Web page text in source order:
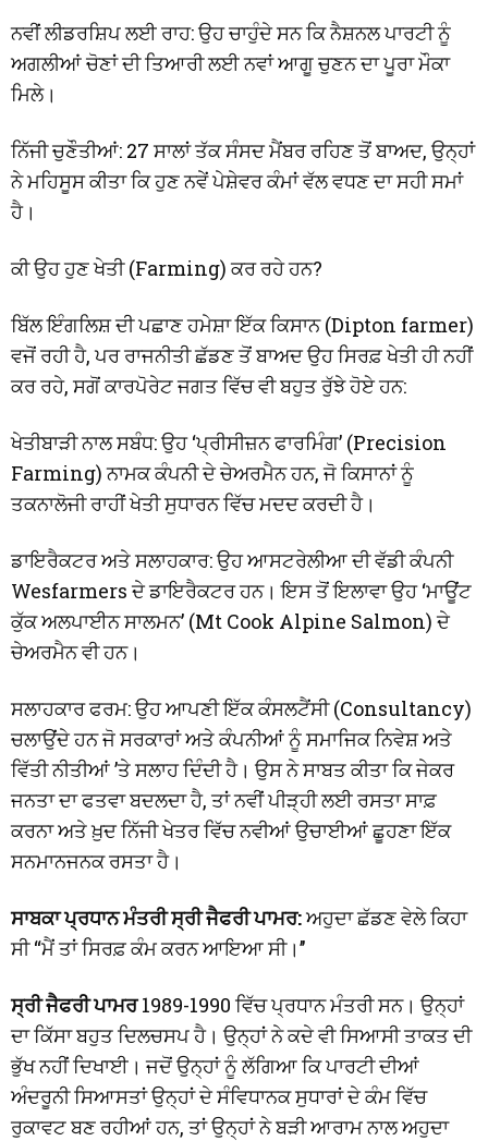
ਨਵੀਂ ਲੀਡਰਸ਼ਿਪ ਲਈ ਰਾਹ: ਉਹ ਚਾਹੁੰਦੇ ਸਨ ਕਿ ਨੈਸ਼ਨਲ ਪਾਰਟੀ ਨੂੰ
ਅਗਲੀਆਂ ਚੋਣਾਂ ਦੀ ਤਿਆਰੀ ਲਈ ਨਵਾਂ ਆਗੂ ਚੁਣਨ ਦਾ ਪੂਰਾ ਮੌਕਾ
ਮਿਲੇ।
ਨਿੱਜੀ ਚੁਣੌਤੀਆਂ: 27 ਸਾਲਾਂ ਤੱਕ ਸੰਸਦ ਮੈਂਬਰ ਰਹਿਣ ਤੋਂ ਬਾਅਦ, ਉਨ੍ਹਾਂ
ਨੇ ਮਹਿਸੂਸ ਕੀਤਾ ਕਿ ਹੁਣ ਨਵੇਂ ਪੇਸ਼ੇਵਰ ਕੰਮਾਂ ਵੱਲ ਵਧਣ ਦਾ ਸਹੀ ਸਮਾਂ
ਹੈ।
ਕੀ ਉਹ ਹੁਣ ਖੇਤੀ (Farming) ਕਰ ਰਹੇ ਹਨ?
ਬਿੱਲ ਇੰਗਲਿਸ਼ ਦੀ ਪਛਾਣ ਹਮੇਸ਼ਾ ਇੱਕ ਕਿਸਾਨ (Dipton farmer)
ਵਜੋਂ ਰਹੀ ਹੈ, ਪਰ ਰਾਜਨੀਤੀ ਛੱਡਣ ਤੋਂ ਬਾਅਦ ਉਹ ਸਿਰਫ਼ ਖੇਤੀ ਹੀ ਨਹੀਂ
ਕਰ ਰਹੇ, ਸਗੋਂ ਕਾਰਪੋਰੇਟ ਜਗਤ ਵਿੱਚ ਵੀ ਬਹੁਤ ਰੁੱਝੇ ਹੋਏ ਹਨ:
ਖੇਤੀਬਾੜੀ ਨਾਲ ਸਬੰਧ: ਉਹ ‘ਪ੍ਰੀਸੀਜ਼ਨ ਫਾਰਮਿੰਗ’ (Precision
Farming) ਨਾਮਕ ਕੰਪਨੀ ਦੇ ਚੇਅਰਮੈਨ ਹਨ, ਜੋ ਕਿਸਾਨਾਂ ਨੂੰ
ਤਕਨਾਲੋਜੀ ਰਾਹੀਂ ਖੇਤੀ ਸੁਧਾਰਨ ਵਿੱਚ ਮਦਦ ਕਰਦੀ ਹੈ।
ਡਾਇਰੈਕਟਰ ਅਤੇ ਸਲਾਹਕਾਰ: ਉਹ ਆਸਟਰੇਲੀਆ ਦੀ ਵੱਡੀ ਕੰਪਨੀ
Wesfarmers ਦੇ ਡਾਇਰੈਕਟਰ ਹਨ। ਇਸ ਤੋਂ ਇਲਾਵਾ ਉਹ ‘ਮਾਊਂਟ
ਕੁੱਕ ਅਲਪਾਈਨ ਸਾਲਮਨ’ (Mt Cook Alpine Salmon) ਦੇ
ਚੇਅਰਮੈਨ ਵੀ ਹਨ।
ਸਲਾਹਕਾਰ ਫਰਮ: ਉਹ ਆਪਣੀ ਇੱਕ ਕੰਸਲਟੈਂਸੀ (Consultancy)
ਚਲਾਉਂਦੇ ਹਨ ਜੋ ਸਰਕਾਰਾਂ ਅਤੇ ਕੰਪਨੀਆਂ ਨੂੰ ਸਮਾਜਿਕ ਨਿਵੇਸ਼ ਅਤੇ
ਵਿੱਤੀ ਨੀਤੀਆਂ ’ਤੇ ਸਲਾਹ ਦਿੰਦੀ ਹੈ। ਉਸ ਨੇ ਸਾਬਤ ਕੀਤਾ ਕਿ ਜੇਕਰ
ਜਨਤਾ ਦਾ ਫਤਵਾ ਬਦਲਦਾ ਹੈ, ਤਾਂ ਨਵੀਂ ਪੀੜ੍ਹੀ ਲਈ ਰਸਤਾ ਸਾਫ਼
ਕਰਨਾ ਅਤੇ ਖ਼ੁਦ ਨਿੱਜੀ ਖੇਤਰ ਵਿੱਚ ਨਵੀਆਂ ਉਚਾਈਆਂ ਛੂਹਣਾ ਇੱਕ
ਸਨਮਾਨਜਨਕ ਰਸਤਾ ਹੈ।
ਸਾਬਕਾ ਪ੍ਰਧਾਨ ਮੰਤਰੀ ਸ੍ਰੀ ਜੈਫਰੀ ਪਾਮਰ:ਅਹੁਦਾ ਛੱਡਣ ਵੇਲੇ ਕਿਹਾ
ਸੀ ‘‘ਮੈਂ ਤਾਂ ਸਿਰਫ਼ ਕੰਮ ਕਰਨ ਆਇਆ ਸੀ।’’
ਸ੍ਰੀ ਜੈਫਰੀ ਪਾਮਰ1989-1990 ਵਿੱਚ ਪ੍ਰਧਾਨ ਮੰਤਰੀ ਸਨ। ਉਨ੍ਹਾਂ
ਦਾ ਕਿੱਸਾ ਬਹੁਤ ਦਿਲਚਸਪ ਹੈ। ਉਨ੍ਹਾਂ ਨੇ ਕਦੇ ਵੀ ਸਿਆਸੀ ਤਾਕਤ ਦੀ
ਭੁੱਖ ਨਹੀਂ ਦਿਖਾਈ। ਜਦੋਂ ਉਨ੍ਹਾਂ ਨੂੰ ਲੱਗਿਆ ਕਿ ਪਾਰਟੀ ਦੀਆਂ
ਅੰਦਰੂਨੀ ਸਿਆਸਤਾਂ ਉਨ੍ਹਾਂ ਦੇ ਸੰਵਿਧਾਨਕ ਸੁਧਾਰਾਂ ਦੇ ਕੰਮ ਵਿੱਚ
ਰੁਕਾਵਟ ਬਣ ਰਹੀਆਂ ਹਨ, ਤਾਂ ਉਨ੍ਹਾਂ ਨੇ ਬੜੀ ਆਰਾਮ ਨਾਲ ਅਹੁਦਾ